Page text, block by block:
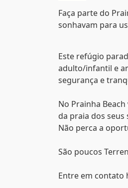
Faça parte do
sonhavam para
Este refúgio
adulto/infantil e
segurança e
No Prainha
da praia dos
Não perca a
São poucos
Entre em contato